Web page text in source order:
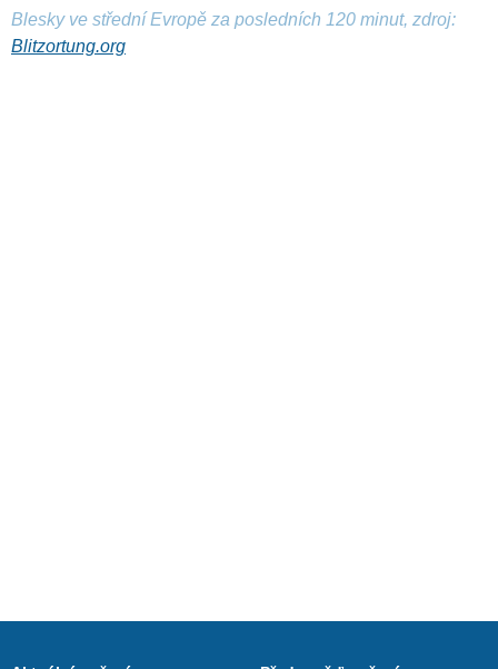
Blesky ve střední Evropě za posledních 120 minut, zdroj:
Blitzortung.org